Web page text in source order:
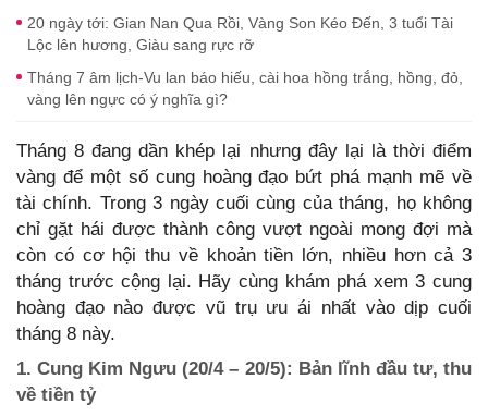
20 ngày tới: Gian Nan Qua Rồi, Vàng Son Kéo Đến, 3 tuổi Tài
Lộc lên hương, Giàu sang rực rỡ
Tháng 7 âm lịch-Vu lan báo hiếu, cài hoa hồng trắng, hồng, đỏ,
vàng lên ngực có ý nghĩa gì?
Tháng 8 đang dần khép lại nhưng đây lại là thời điểm
vàng để một số cung hoàng đạo bứt phá mạnh mẽ về
tài chính. Trong 3 ngày cuối cùng của tháng, họ không
chỉ gặt hái được thành công vượt ngoài mong đợi mà
còn có cơ hội thu về khoản tiền lớn, nhiều hơn cả 3
tháng trước cộng lại. Hãy cùng khám phá xem 3 cung
hoàng đạo nào được vũ trụ ưu ái nhất vào dịp cuối
tháng 8 này.
1. Cung Kim Ngưu (20/4 – 20/5): Bản lĩnh đầu tư, thu
về tiền tỷ